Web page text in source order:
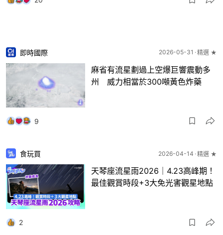
即時國際 2026-05-31 精選 ★
麻省有流星劃過上空爆巨響震動多
州 威力相當於300噸黃色炸藥
9
食玩買 2026-04-14 精選 ★
天琴座流星雨2026｜4.23高峰期！
最佳觀賞時段+3大免光害觀星地點
2